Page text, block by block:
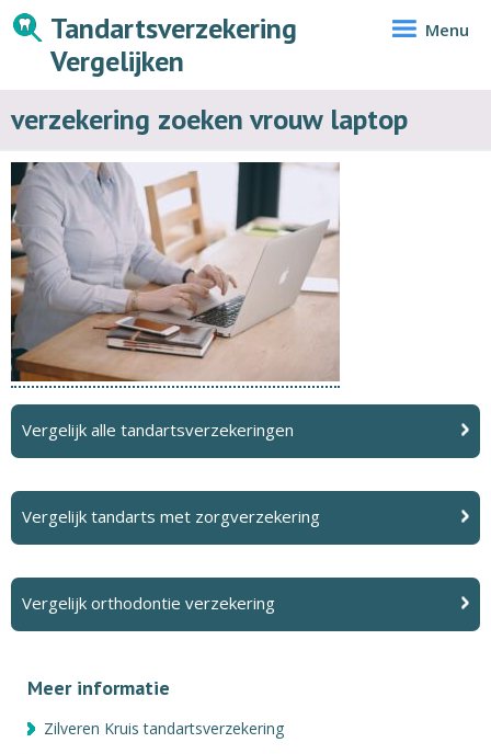
Tandartsverzekering
Vergelijken
Menu
verzekering zoeken vrouw laptop
Vergelijk alle tandartsverzekeringen
Vergelijk tandarts met zorgverzekering
Vergelijk orthodontie verzekering
Meer informatie
Zilveren Kruis tandartsverzekering